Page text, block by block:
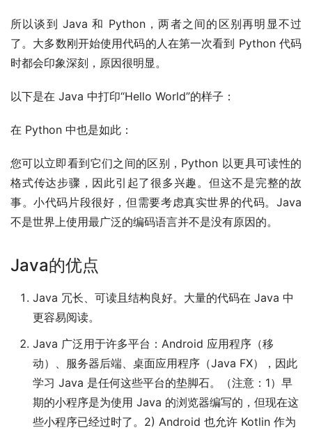
所以谈到 Java 和 Python，两者之间的区别再明显不过
了。大多数刚开始使用代码的人在第一次看到 Python 代码
时都会印象深刻，原因很明显。
以下是在 Java 中打印“Hello World”的样子：
在 Python 中也是如此：
您可以立即看到它们之间的区别，Python 以更具可读性的
格式传达步骤，因此引起了很多兴趣。但这不是完整的故
事。小代码片段很好，但需要考虑真实世界的代码。Java
不是世界上使用最广泛的编码语言并不是没有原因的。
Java的优点
Java 冗长、可读且结构良好。大量的代码在 Java 中
更容易阅读。
Java 广泛用于许多平台：Android 应用程序（移
动）、服务器后端、桌面应用程序（Java FX），因此
学习 Java 是任何这些平台的垫脚石。（注意：1）早
期的小程序是为使用 Java 的浏览器编写的，但现在这
些小程序已经过时了。2) Android 也允许 Kotlin 作为